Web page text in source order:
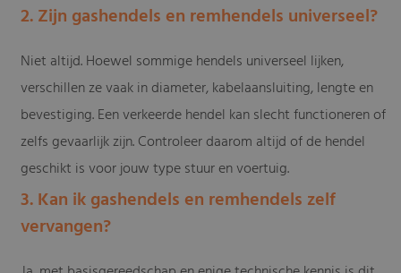
2. Zijn gashendels en remhendels universeel?
Niet altijd. Hoewel sommige hendels universeel lijken,
verschillen ze vaak in diameter, kabelaansluiting, lengte en
bevestiging. Een verkeerde hendel kan slecht functioneren of
zelfs gevaarlijk zijn. Controleer daarom altijd of de hendel
geschikt is voor jouw type stuur en voertuig.
3. Kan ik gashendels en remhendels zelf
vervangen?